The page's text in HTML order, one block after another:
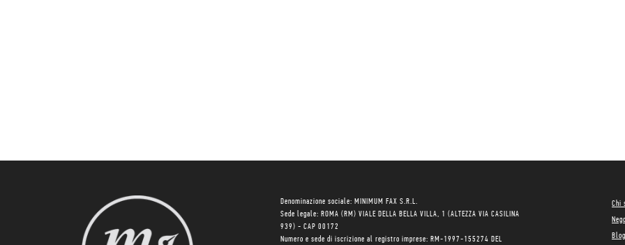
Denominazione sociale: MINIMUM FAX S.R.L.
Sede legale: ROMA (RM) VIALE DELLA BELLA VILLA, 1 (ALTEZZA VIA CASILINA
939) - CAP 00172
Numero e sede di iscrizione al registro imprese: RM-1997-155274 DEL
Chi